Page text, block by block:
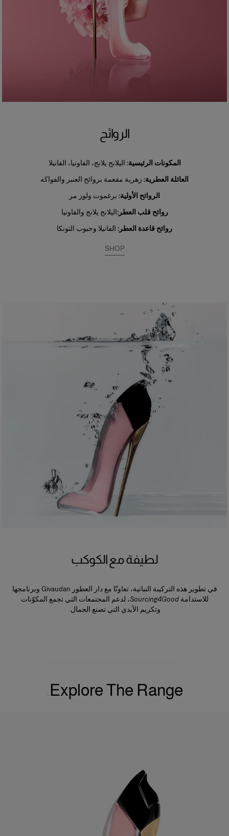
الروائح
المكونات الرئيسية: اليلانج يلانج، الفاونيا، الفانيلا
العائلة العطرية: زهرية مفعمة بروائح العنبر والفواكه
الروائح الأولية: برغموت ولوز مر
روائح قلب العطر:اليلانج يلانج والفاونيا
روائح قاعدة العطر: الفانيلا وحبوب التونكا
SHOP
لطيفة مع الكوكب
في تطوير هذه التركيبة النباتية، تعاونّا مع دار العطور Givaudan وبرنامجها
للاستدامةSourcing4Good، لدعم المجتمعات التي تجمع المكوّنات
وتكريم الأيدي التي تصنع الجمال.
Explore The Range